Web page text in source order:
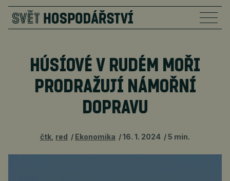
HÚSÍOVÉ V RUDÉM MOŘI
PRODRAŽUJÍ NÁMOŘNÍ
DOPRAVU
čtk red Ekonomika 16. 1. 2024 5 min.